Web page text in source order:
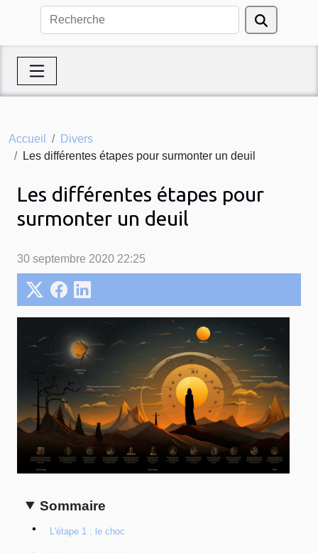
Accueil
Divers
Les différentes étapes pour surmonter un deuil
Les différentes étapes pour
surmonter un deuil
30 septembre 2020 22:25
Sommaire
L'étape 1 : le choc